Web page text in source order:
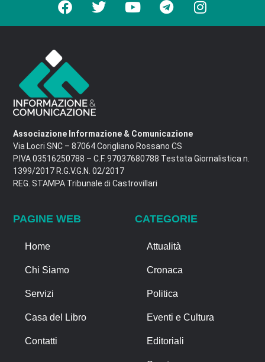
Associazione Informazione & Comunicazione
Via Locri SNC – 87064 Corigliano Rossano CS
P.IVA 03516250788 – C.F. 97037680788 Testata Giornalistica n.
1399/2017 R.G.V.G.N. 02/2017
REG. STAMPA Tribunale di Castrovillari
PAGINE WEB
Home
Chi Siamo
Servizi
Casa del Libro
Contatti
CATEGORIE
Attualità
Cronaca
Politica
Eventi e Cultura
Editoriali